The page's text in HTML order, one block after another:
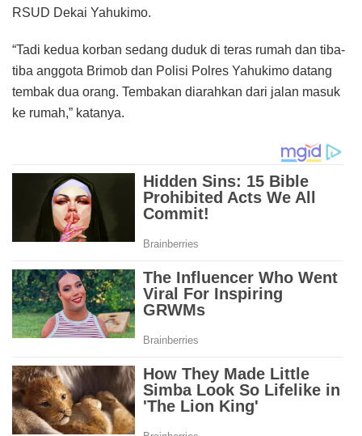
RSUD Dekai Yahukimo.
“Tadi kedua korban sedang duduk di teras rumah dan tiba-
tiba anggota Brimob dan Polisi Polres Yahukimo datang
tembak dua orang. Tembakan diarahkan dari jalan masuk
ke rumah,” katanya.